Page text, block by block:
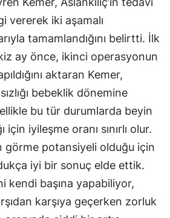
vererek iki aşamalı
tamamlandığını belirtti. İlk
ay önce, ikinci operasyonun
aktaran Kemer,
bebeklik dönemine
bu tür durumlarda beyin
için iyileşme oranı sınırlı olur.
görme potansiyeli olduğu için
iyi bir sonuç elde ettik.
kendi başına yapabiliyor,
karşıya geçerken zorluk